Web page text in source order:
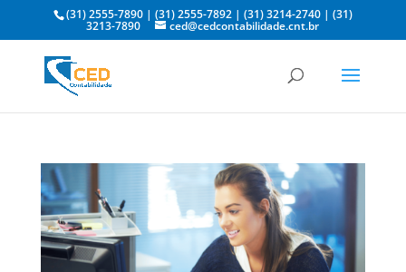
(31) 2555-7890| (31) 2555-7892| (31) 3214-2740| (31)
3213-7890 ced@cedcontabilidade.cnt.br